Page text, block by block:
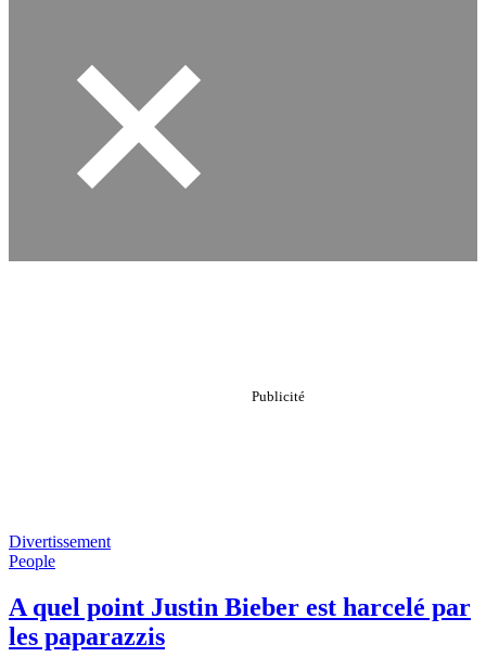
Divertissement
People
A quel point Justin Bieber est harcelé par
les paparazzis